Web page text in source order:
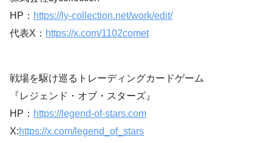
HP： https://ly-collection.net/work/edit/
代表X： https://x.com/1102comet
戦場を駆け巡るトレーディングカードゲーム
『レジェンド・オブ・スターズ』
HP： https://legend-of-stars.com
X:https://x.com/legend_of_stars